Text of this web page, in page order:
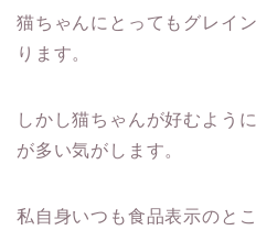
猫ちゃんにとってもグレイ
ります。
しかし猫ちゃんが好むよう
が多い気がします。
私自身いつも食品表示のと